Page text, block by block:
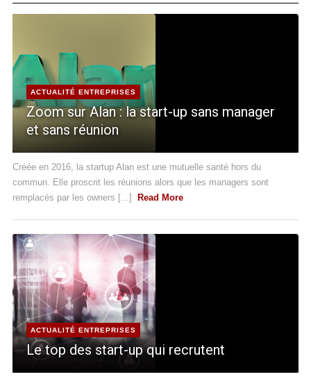
ACTUALITÉ ENTREPRISES
Zoom sur Alan : la start-up sans manager
et sans réunion
Créée en 2016, la startup Alan est une mutuelle santé hors du
commun. Elle proscrit les réunions alors que les managers sont
remplacés par les owners [...] Read More
ACTUALITÉ ENTREPRISES
Le top des start-up qui recrutent